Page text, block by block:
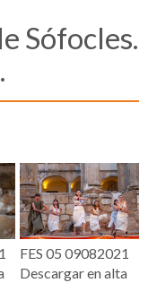
Sófocles.
FES 05 09082021
Descargar en alta